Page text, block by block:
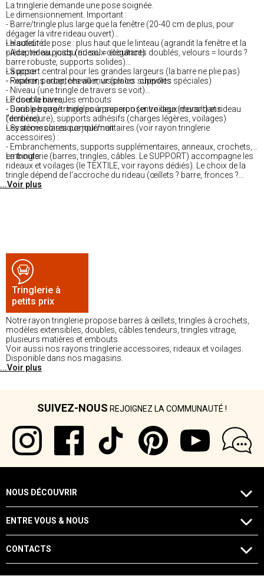
La tringlerie demande une pose soignée.
Le dimensionnement. Important :
- Barre/tringle plus large que la fenêtre (20-40 cm de plus, pour
dégager la vitre rideau ouvert)
- Hauteur de pose : plus haut que le linteau (agrandit la fenêtre et la
pièce ; rideau jusqu'au sol = élégance)
La solidité :
- Adapter au poids (rideaux occultants doublés, velours = lourds ?
barre robuste, supports solides)
- Support central pour les grandes largeurs (la barre ne plie pas)
- Fixations adaptées au mur (placo : chevilles spéciales)
La pose :
- Repérer, percer, cheviller, visser les supports
- Niveau (une tringle de travers se voit)
- Poser la barre, les embouts
- Sans perçage : tringles à pression (entre deux murs/dans
l'embrasure), supports adhésifs (charges légères, voilages)
Le double niveau :
- Double barre/tringle pour superposer voilage (devant) et rideau
(derrière)
- Système classique jour/nuit
Les accessoires complémentaires (voir rayon tringlerie
accessoires) :
- Embranchements, supports supplémentaires, anneaux, crochets,
embouts
La tringlerie (barres, tringles, câbles. Le SUPPORT) accompagne les
rideaux et voilages (le TEXTILE, voir rayons dédiés). Le choix de la
tringle dépend de l'accroche du rideau (œillets ? barre, fronces ?
tringle à crochets). Les accessoires de tringlerie (anneaux, supports,
...Voir plus
Tringlerie à
petits prix
Notre rayon tringlerie propose barres à œillets, tringles à crochets,
modèles extensibles, doubles, câbles tendeurs, tringles vitrage,
plusieurs matières et embouts.
Voir aussi nos rayons tringlerie accessoires, rideaux et voilages.
Disponible dans nos magasins.
...Voir plus
SUIVEZ-NOUS REJOIGNEZ LA COMMUNAUTÉ !
NOUS DÉCOUVRIR
ENTRE VOUS & NOUS
CONTACTS